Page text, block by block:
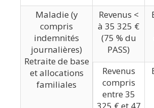
Maladie (y
compris
indemnités
journalières)
Retraite de base
et allocations
familiales
Revenus <
à 35 325 €
(75 % du
PASS)
Revenus
compris
entre 35